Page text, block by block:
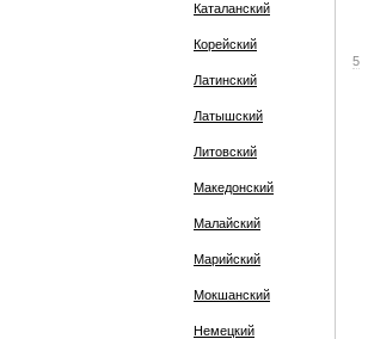
Каталанский
Корейский
Латинский
Латышский
Литовский
Македонский
Малайский
Марийский
Мокшанский
Немецкий
5